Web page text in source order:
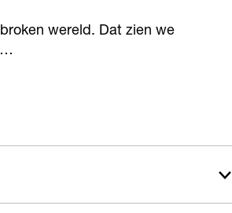
wereld. Dat zien we
…